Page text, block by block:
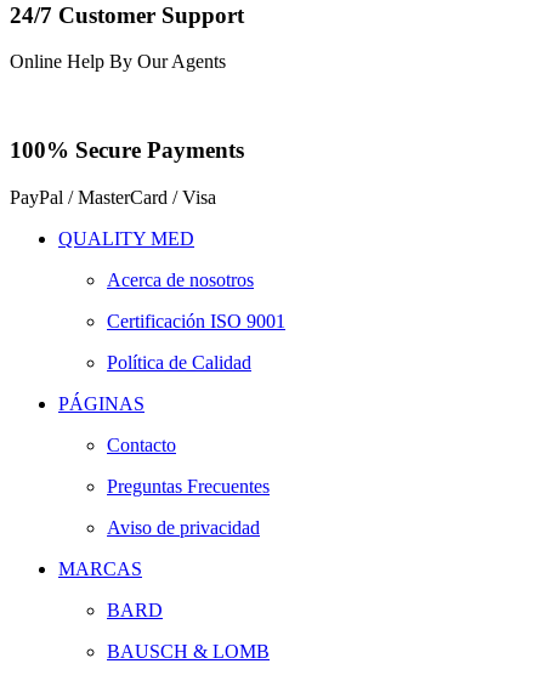
24/7 Customer Support
Online Help By Our Agents
100% Secure Payments
PayPal / MasterCard / Visa
QUALITY MED
Acerca de nosotros
Certificación ISO 9001
Política de Calidad
PÁGINAS
Contacto
Preguntas Frecuentes
Aviso de privacidad
MARCAS
BARD
BAUSCH & LOMB